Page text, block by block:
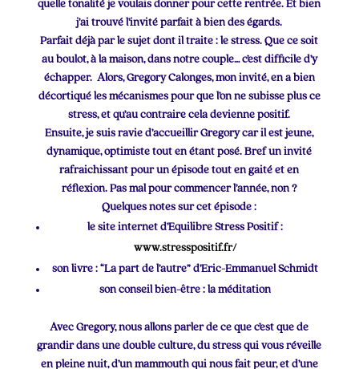
quelle tonalité je voulais donner pour cette rentrée. Et bien
j’ai trouvé l’invité parfait à bien des égards.
Parfait déjà par le sujet dont il traite : le stress. Que ce soit
au boulot, à la maison, dans notre couple… c’est difficile d’y
échapper. Alors, Gregory Calonges, mon invité, en a bien
décortiqué les mécanismes pour que l’on ne subisse plus ce
stress, et qu’au contraire cela devienne positif.
Ensuite, je suis ravie d’accueillir Gregory car il est jeune,
dynamique, optimiste tout en étant posé. Bref un invité
rafraichissant pour un épisode tout en gaité et en
réflexion. Pas mal pour commencer l’année, non ?
Quelques notes sur cet épisode :
le site internet d’Equilibre Stress Positif :
www.stresspositif.fr/
son livre : “La part de l’autre” d’Eric-Emmanuel Schmidt
son conseil bien-être : la méditation
Avec Gregory, nous allons parler de ce que c’est que de
grandir dans une double culture, du stress qui vous réveille
en pleine nuit, d’un mammouth qui nous fait peur, et d’une